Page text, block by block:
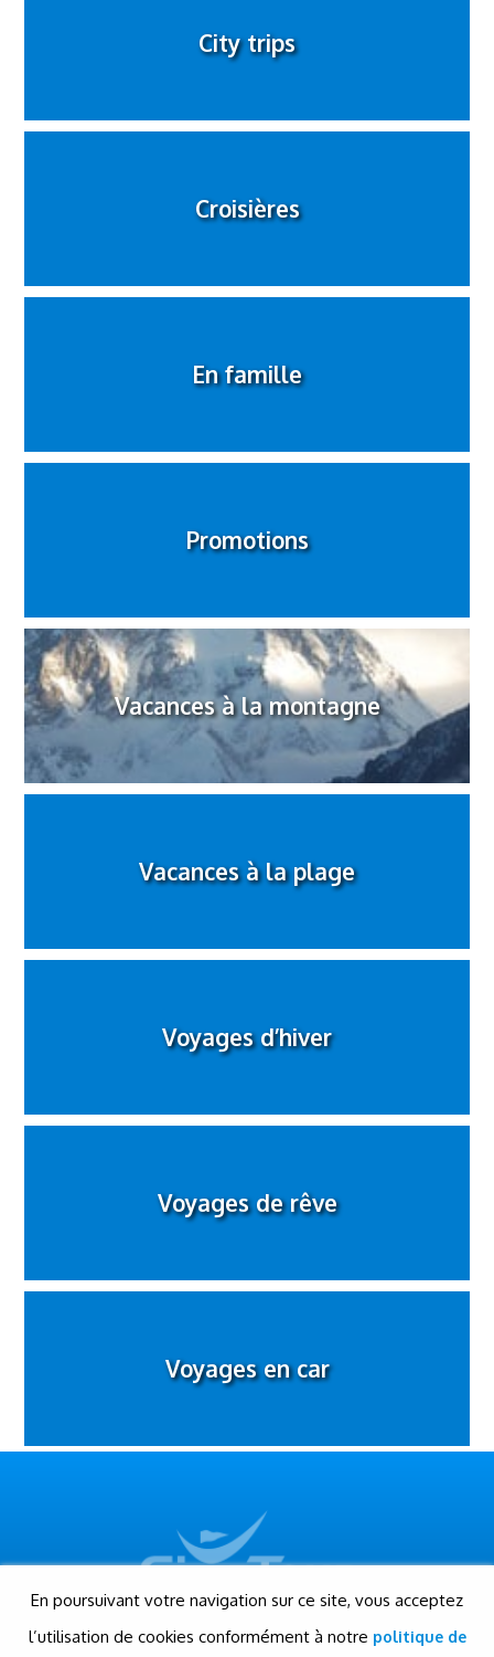
City trips
Croisières
En famille
Promotions
Vacances à la montagne
Vacances à la plage
Voyages d’hiver
Voyages de rêve
Voyages en car
© Gigatour - Tous droits réservés
En poursuivant votre navigation sur ce site, vous acceptez
l’utilisation de cookies conformément à notre politique de